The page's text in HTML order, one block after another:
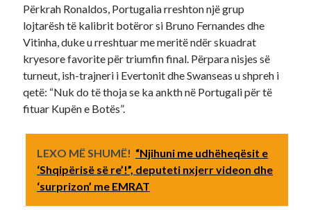
Përkrah Ronaldos, Portugalia rreshton një grup
lojtarësh të kalibrit botëror si Bruno Fernandes dhe
Vitinha, duke u rreshtuar me meritë ndër skuadrat
kryesore favorite për triumfin final. Përpara nisjes së
turneut, ish-trajneri i Evertonit dhe Swanseas u shpreh i
qetë: “Nuk do të thoja se ka ankth në Portugali për të
fituar Kupën e Botës”.
LEXO MË SHUMË! “Njihuni me udhëheqësit e
‘Shqipërisë së re’!”, deputeti nxjerr videon dhe
‘surprizon’ me EMRAT